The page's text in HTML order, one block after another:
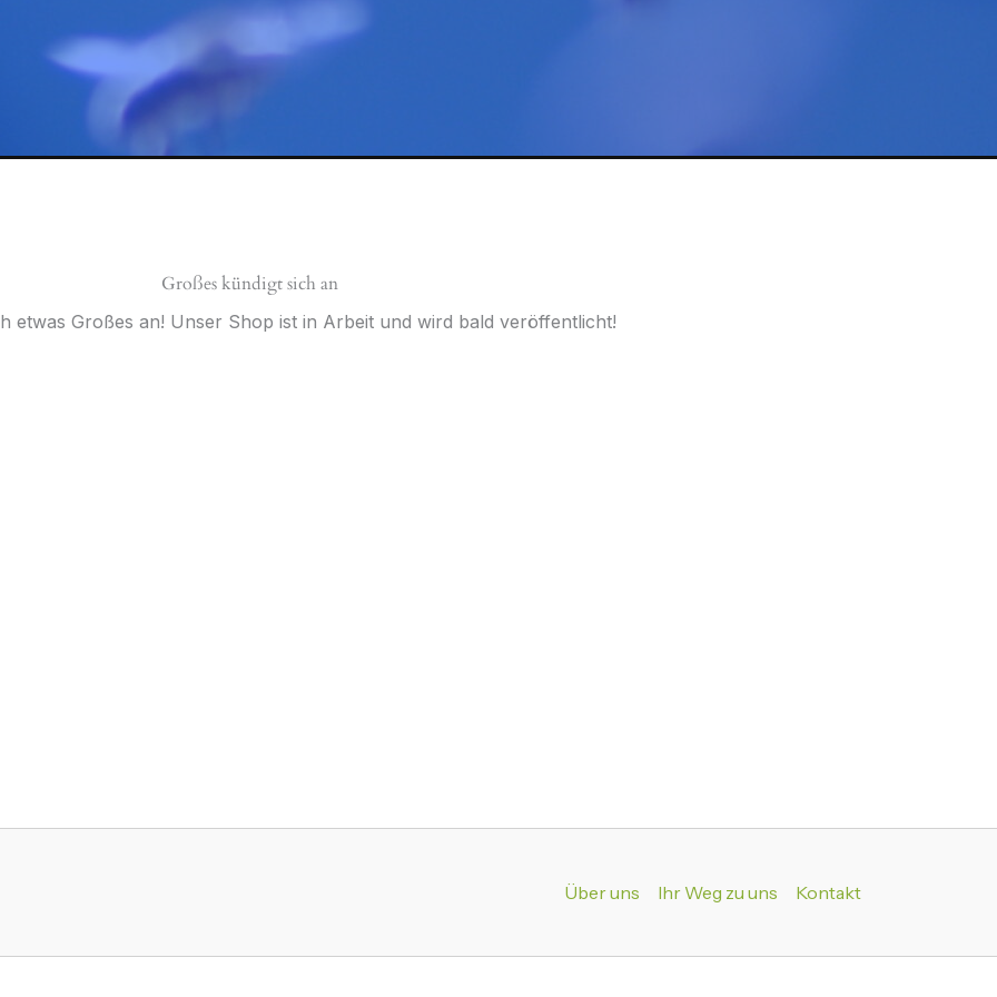
Großes kündigt sich an
etwas Großes an! Unser Shop ist in Arbeit und wird bald veröffentlicht!
Über uns Ihr Weg zu uns Kontakt